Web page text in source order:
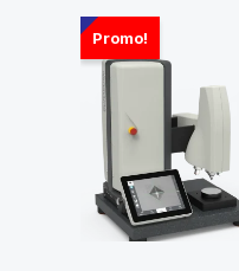
Promo!